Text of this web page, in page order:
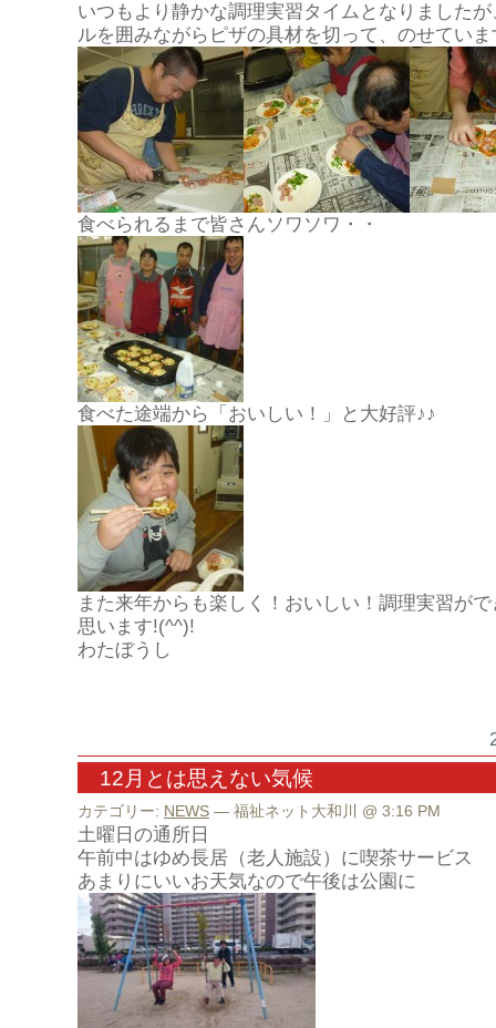
いつもより静かな調理実習タイムとなりました
ルを囲みながらピザの具材を切って、のせていま
食べられるまで皆さんソワソワ・・
食べた途端から「おいしい！」と大好評♪♪
また来年からも楽しく！おいしい！調理実習が
思います!(^^)!
わたぼうし
12月とは思えない気候
カテゴリー: NEWS — 福祉ネット大和川 @ 3:16 PM
土曜日の通所日
午前中はゆめ長居（老人施設）に喫茶サービス
あまりにいいお天気なので午後は公園に